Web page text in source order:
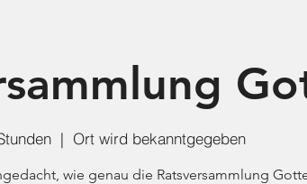
  |
Ort wird bekanntgegeben
wie genau die Ratsversammlung